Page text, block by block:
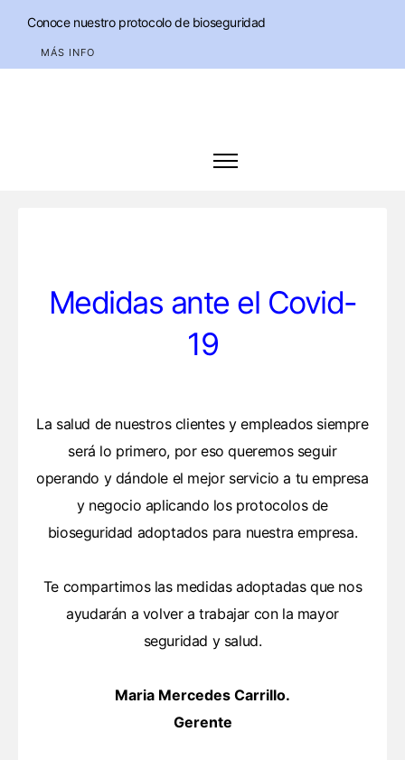
Conoce nuestro protocolo de bioseguridad
MÁS INFO
Medidas ante el Covid-
19
La salud de nuestros clientes y empleados siempre
será lo primero, por eso queremos seguir
operando y dándole el mejor servicio a tu empresa
y negocio aplicando los protocolos de
bioseguridad adoptados para nuestra empresa.
Te compartimos las medidas adoptadas que nos
ayudarán a volver a trabajar con la mayor
seguridad y salud.
Maria Mercedes Carrillo.
Gerente